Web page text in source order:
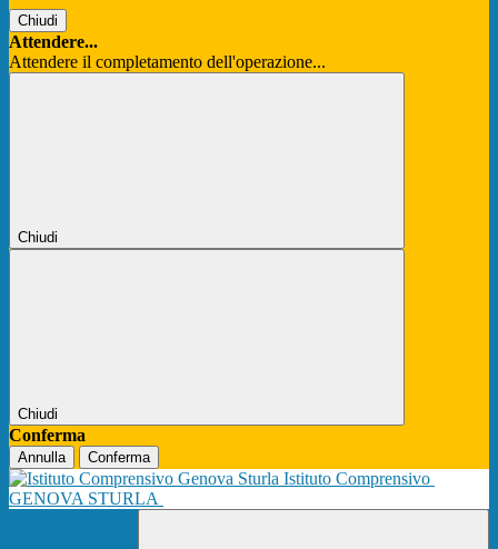
Chiudi
Attendere...
Attendere il completamento dell'operazione...
Chiudi
Chiudi
Conferma
Annulla Conferma
Istituto Comprensivo
GENOVA STURLA